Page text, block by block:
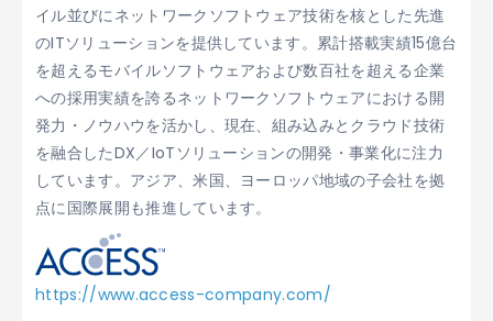
イル並びにネットワークソフトウェア技術を核とした先進
のITソリューションを提供しています。累計搭載実績15億台
を超えるモバイルソフトウェアおよび数百社を超える企業
への採用実績を誇るネットワークソフトウェアにおける開
発力・ノウハウを活かし、現在、組み込みとクラウド技術
を融合したDX／IoTソリューションの開発・事業化に注力
しています。アジア、米国、ヨーロッパ地域の子会社を拠
点に国際展開も推進しています。
https://www.access-company.com/